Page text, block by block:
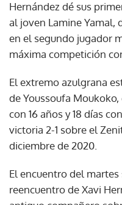
Hernández dé sus
al joven Lamine Yamal,
en el segundo jugador
máxima competición
El extremo azulgrana
de Youssoufa
con 16 años y 18 días
victoria 2-1 sobre el
diciembre de 2020.
El encuentro del
reencuentro de Xavi